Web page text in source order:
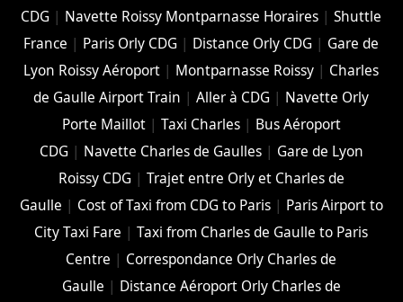
CDG | Navette Roissy Montparnasse Horaires |Shuttle
France | Paris Orly CDG | Distance Orly CDG | Gare de
Lyon Roissy Aéroport | Montparnasse Roissy | Charles
de Gaulle Airport Train |Aller à CDG | Navette Orly
Porte Maillot| Taxi Charles| Bus Aéroport
CDG | Navette Charles de Gaulles| Gare de Lyon
Roissy CDG | Trajet entre Orly et Charles de
Gaulle | Cost of Taxi from CDG to Paris| Paris Airport to
City Taxi Fare |Taxi from Charles de Gaulle to Paris
Centre | Correspondance Orly Charles de
Gaulle | Distance Aéroport Orly Charles de